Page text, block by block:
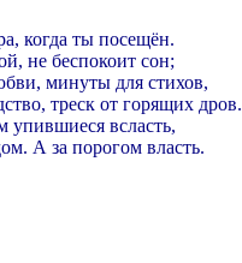
когда ты посещён.
не беспокоит сон;
минуты для стихов,
треск от горящих дров.
упившиеся всласть,
А за порогом власть.